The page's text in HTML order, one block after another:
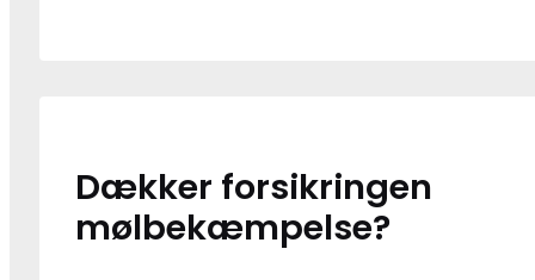
Dækker forsikringen
mølbekæmpelse?